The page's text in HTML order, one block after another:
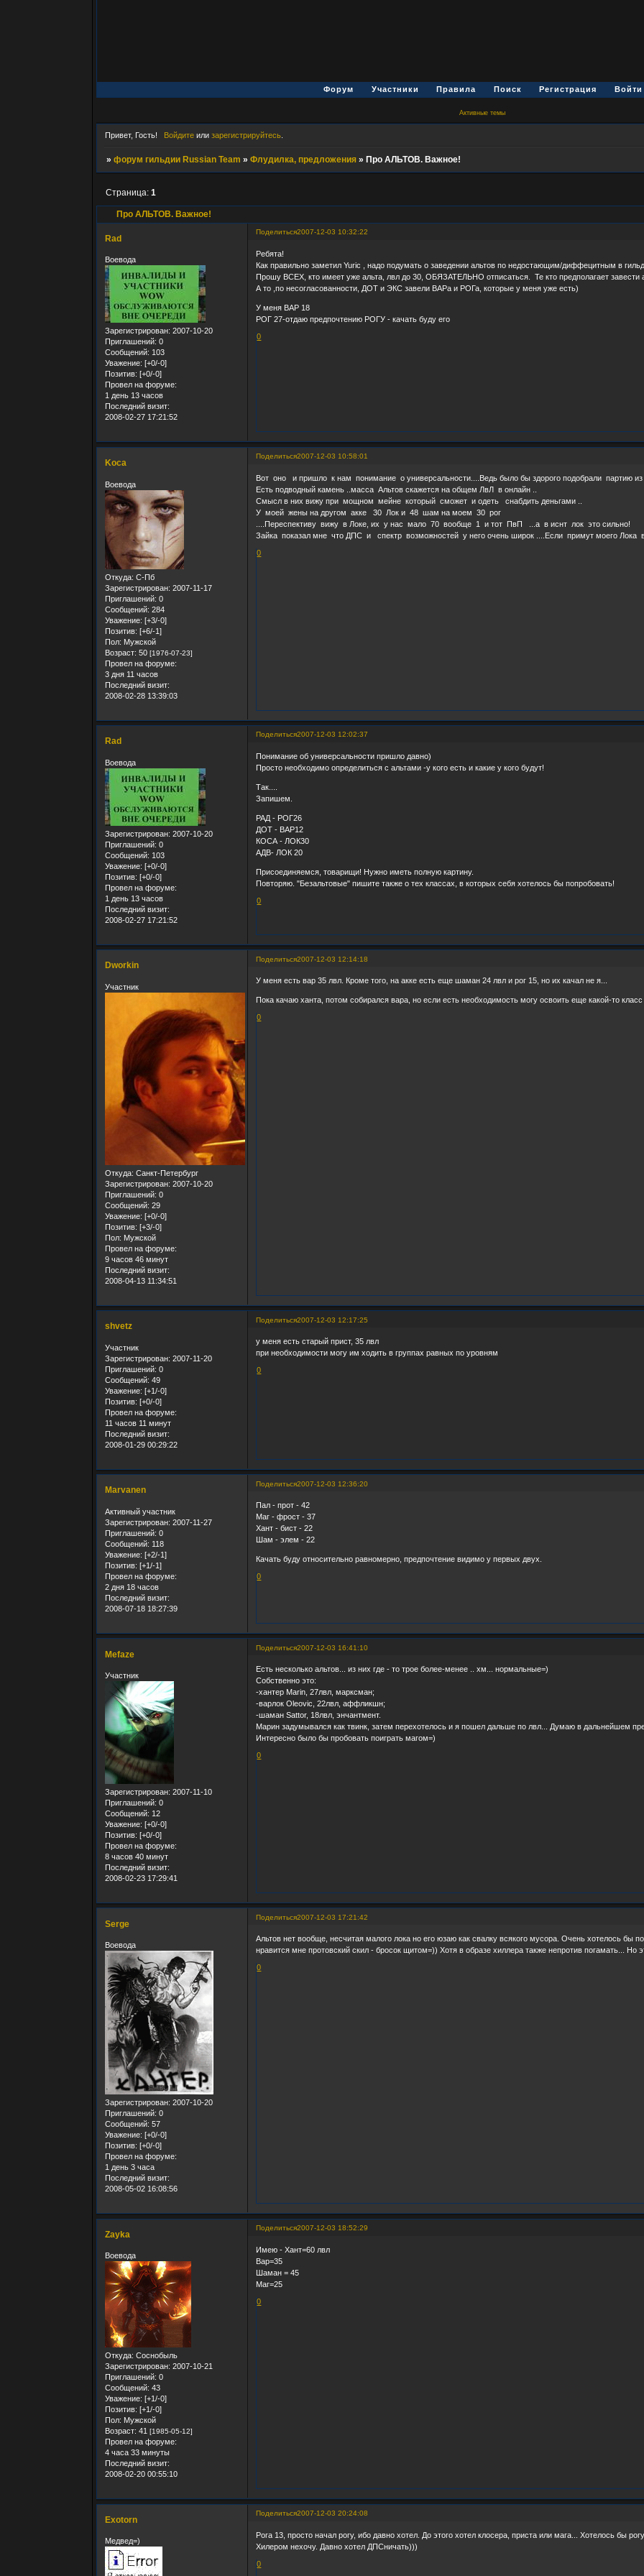
Форум Участники Правила Поиск Регистрация Войти
Активные темы
Привет, Гость! Войдитеили зарегистрируйтесь.
» форум гильдии Russian Team » Флудилка, предложения » Про АЛЬТОВ. Важное!
Про АЛЬТОВ. Важное!
Страница: 1
Поделиться2007-12-03 10:32:22
Rad
Воевода
Зарегистрирован: 2007-10-20
Приглашений: 0
Сообщений: 103
Уважение: [+0/-0]
Позитив: [+0/-0]
Провел на форуме:
1 день 13 часов
Последний визит:
2008-02-27 17:21:52
Ребята!
Как правильно заметил Yuric , надо подумать о заведении альтов по недостающим/диффецитным в
Прошу ВСЕХ, кто имеет уже альта, лвл до 30, ОБЯЗАТЕЛЬНО отписаться. Те кто предполагает завести
А то ,по несогласованности, ДОТ и ЭКС завели ВАРа и РОГа, которые у меня уже есть)
У меня ВАР 18
РОГ 27-отдаю предпочтению РОГУ - качать буду его
0
Поделиться2007-12-03 10:58:01
Koca
Воевода
Откуда: С-Пб
Зарегистрирован: 2007-11-17
Приглашений: 0
Сообщений: 284
Уважение: [+3/-0]
Позитив: [+6/-1]
Пол: Мужской
Возраст: 50[1976-07-23]
Провел на форуме:
3 дня 11 часов
Последний визит:
2008-02-28 13:39:03
Вот оно и пришло к нам понимание о универсальности....Ведь было бы здорого подобрали партию
Есть подводный камень ..масса Альтов скажется на общем ЛвЛ в онлайн ..
Смысл в них вижу при мощном мейне который сможет и одеть снабдить деньгами ..
У моей жены на другом акке 30 Лок и 48 шам на моем 30 рог
....Переспективу вижу в Локе, их у нас мало 70 вообще 1 и тот ПвП ...а в иснт лок это сильно!
Зайка показал мне что ДПС и спектр возможностей у него очень широк ....Если примут моего Лока
0
Поделиться2007-12-03 12:02:37
Rad
Воевода
Зарегистрирован: 2007-10-20
Приглашений: 0
Сообщений: 103
Уважение: [+0/-0]
Позитив: [+0/-0]
Провел на форуме:
1 день 13 часов
Последний визит:
2008-02-27 17:21:52
Понимание об универсальности пришло давно)
Просто необходимо определиться с альтами -у кого есть и какие у кого будут!
Так....
Запишем.
РАД - РОГ26
ДОТ - ВАР12
КОСА - ЛОК30
АДВ- ЛОК 20
Присоединяемся, товарищи! Нужно иметь полную картину.
Повторяю. "Безальтовые" пишите также о тех классах, в которых себя хотелось бы попробовать!
0
Поделиться2007-12-03 12:14:18
Dworkin
Участник
Откуда: Санкт-Петербург
Зарегистрирован: 2007-10-20
Приглашений: 0
Сообщений: 29
Уважение: [+0/-0]
Позитив: [+3/-0]
Пол: Мужской
Провел на форуме:
9 часов 46 минут
Последний визит:
2008-04-13 11:34:51
У меня есть вар 35 лвл. Кроме того, на акке есть еще шаман 24 лвл и рог 15, но их качал не я...
Пока качаю ханта, потом собирался вара, но если есть необходимость могу освоить еще какой-то
0
Поделиться2007-12-03 12:17:25
shvetz
Участник
Зарегистрирован: 2007-11-20
Приглашений: 0
Сообщений: 49
Уважение: [+1/-0]
Позитив: [+0/-0]
Провел на форуме:
11 часов 11 минут
Последний визит:
2008-01-29 00:29:22
у меня есть старый прист, 35 лвл
при необходимости могу им ходить в группах равных по уровням
0
Поделиться2007-12-03 12:36:20
Marvanen
Активный участник
Зарегистрирован: 2007-11-27
Приглашений: 0
Сообщений: 118
Уважение: [+2/-1]
Позитив: [+1/-1]
Провел на форуме:
2 дня 18 часов
Последний визит:
2008-07-18 18:27:39
Пал - прот - 42
Маг - фрост - 37
Хант - бист - 22
Шам - элем - 22
Качать буду относительно равномерно, предпочтение видимо у первых двух.
0
Поделиться2007-12-03 16:41:10
Mefaze
Участник
Зарегистрирован: 2007-11-10
Приглашений: 0
Сообщений: 12
Уважение: [+0/-0]
Позитив: [+0/-0]
Провел на форуме:
8 часов 40 минут
Последний визит:
2008-02-23 17:29:41
Есть несколько альтов... из них где - то трое более-менее .. хм... нормальные=)
Собственно это:
-хантер Marin, 27лвл, марксман;
-варлок Oleovic, 22лвл, аффликшн;
-шаман Sattor, 18лвл, энчантмент.
Марин задумывался как твинк, затем перехотелось и я пошел дальше по лвл... Думаю в дальнейшем
Интересно было бы пробовать поиграть магом=)
0
Поделиться2007-12-03 17:21:42
Serge
Воевода
Зарегистрирован: 2007-10-20
Приглашений: 0
Сообщений: 57
Уважение: [+0/-0]
Позитив: [+0/-0]
Провел на форуме:
1 день 3 часа
Последний визит:
2008-05-02 16:08:56
Альтов нет вообще, несчитая малого лока но его юзаю как свалку всякого мусора. Очень хотелось бы
нравится мне протовский скил - бросок щитом=)) Хотя в образе хиллера также непротив погамать...
0
Поделиться2007-12-03 18:52:29
Zayka
Воевода
Откуда: Соснобыль
Зарегистрирован: 2007-10-21
Приглашений: 0
Сообщений: 43
Уважение: [+1/-0]
Позитив: [+1/-0]
Пол: Мужской
Возраст: 41[1985-05-12]
Провел на форуме:
4 часа 33 минуты
Последний визит:
2008-02-20 00:55:10
Имею - Хант=60 лвл
Вар=35
Шаман = 45
Маг=25
0
Поделиться2007-12-03 20:24:08
Exotorn
Медвед=)
Рога 13, просто начал рогу, ибо давно хотел. До этого хотел клосера, приста или мага... Хотелось бы
Хилером нехочу. Давно хотел ДПСничать)))
0